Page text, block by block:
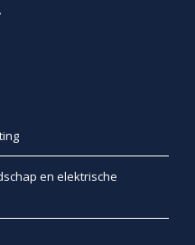
en elektrische